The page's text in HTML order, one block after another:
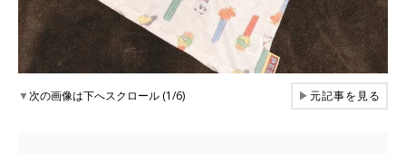
▼次の画像は下へスクロール (1/6) ▶元記事を見る